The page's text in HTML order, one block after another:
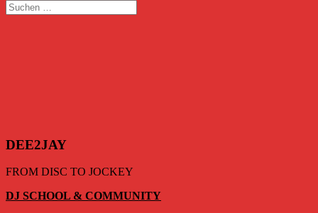
DEE2JAY
FROM DISC TO JOCKEY
DJ SCHOOL & COMMUNITY